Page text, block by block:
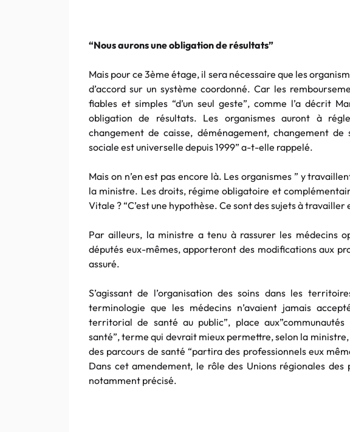
“Nous aurons une obligation de résultats”
Mais pour ce 3ème étage, il sera nécessaire que les
d’accord sur un système coordonné. Car les
fiables et simples “d’un seul geste”, comme l’a décrit
obligation de résultats. Les organismes auront à
changement de caisse, déménagement, changement
sociale est universelle depuis 1999” a-t-elle rappelé.
Mais on n’en est pas encore là. Les organismes ” y
la ministre. Les droits, régime obligatoire et
Vitale ? “C’est une hypothèse. Ce sont des sujets à
Par ailleurs, la ministre a tenu à rassurer les médecins
députés eux-mêmes, apporteront des modifications aux
assuré.
S’agissant de l’organisation des soins dans les
terminologie que les médecins n’avaient jamais
territorial de santé au public”, place
santé”, terme qui devrait mieux permettre, selon la
des parcours de santé “partira des professionnels eux
Dans cet amendement, le rôle des Unions régionales des
notamment précisé.